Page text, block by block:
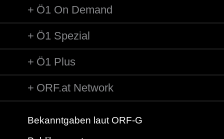
Ö1 On Demand
Ö1 Spezial
Ö1 Plus
ORF.at Network
Bekanntgaben laut ORF-G